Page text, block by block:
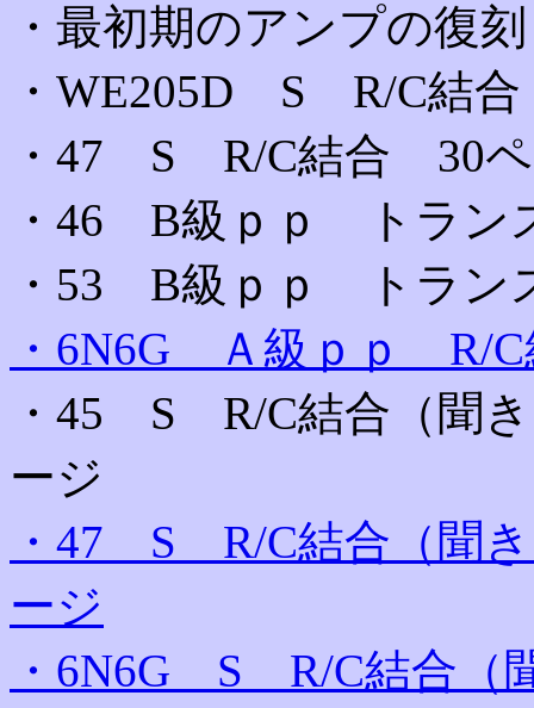
・最初期のアンプの復
・WE205D S R/C結
・47 S R/C結合 30
・46 B級ｐｐ トラン
・53 B級ｐｐ トラン
・6N6G Ａ級ｐｐ R/
・45 S R/C結合（聞
ージ
・47 S R/C結合（聞
ージ
・6N6G S R/C結合